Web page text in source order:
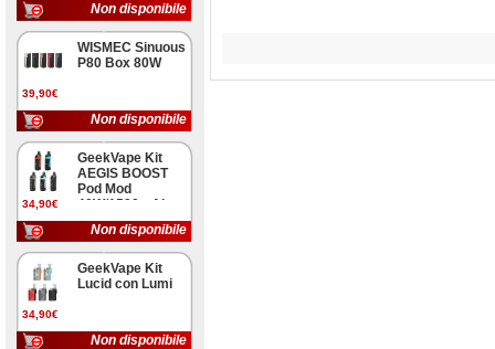
Non disponibile
39,90€
WISMEC Sinuous
P80 Box 80W
Non disponibile
34,90€
GeekVape Kit
AEGIS BOOST
Pod Mod
40W/1500mAh
Non disponibile
34,90€
GeekVape Kit
Lucid con Lumi
Non disponibile